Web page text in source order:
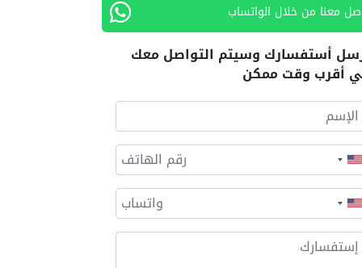
معنا من خلال الواتساب
أستفسارك وسيتم التواصل معك
أقرب وقت ممكن